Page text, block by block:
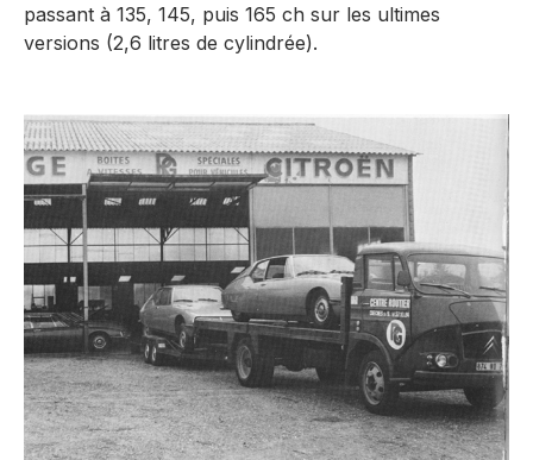
passant à 135, 145, puis 165 ch sur les ultimes
versions (2,6 litres de cylindrée).